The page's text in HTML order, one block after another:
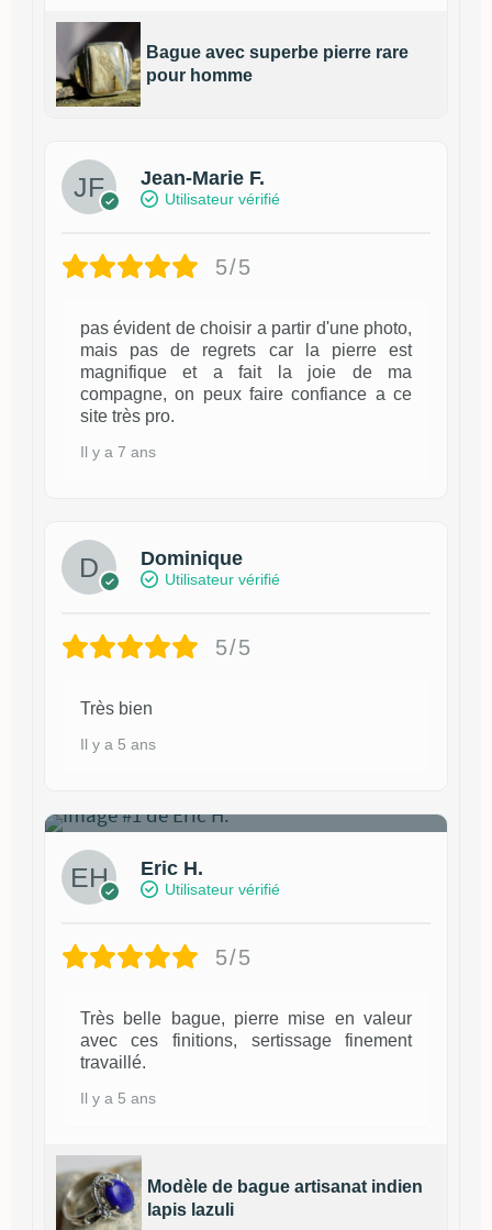
Bague avec superbe pierre rare
pour homme
Jean-Marie F.
Utilisateur vérifié
5/5
pas évident de choisir a partir d'une photo,
mais pas de regrets car la pierre est
magnifique et a fait la joie de ma
compagne, on peux faire confiance a ce
site très pro.
Il y a 7 ans
Dominique
Utilisateur vérifié
5/5
Très bien
Il y a 5 ans
Eric H.
Utilisateur vérifié
5/5
Très belle bague, pierre mise en valeur
avec ces finitions, sertissage finement
travaillé.
Il y a 5 ans
Modèle de bague artisanat indien
lapis lazuli